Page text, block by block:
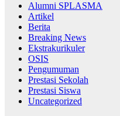
Alumni SPLASMA
Artikel
Berita
Breaking News
Ekstrakurikuler
OSIS
Pengumuman
Prestasi Sekolah
Prestasi Siswa
Uncategorized